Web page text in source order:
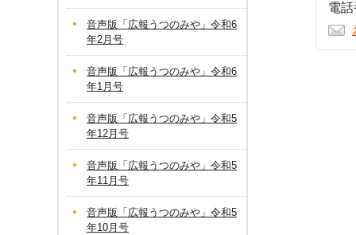
電
音声版「広報うつのみや」令和6
年2月号
音声版「広報うつのみや」令和6
年1月号
音声版「広報うつのみや」令和5
年12月号
音声版「広報うつのみや」令和5
年11月号
音声版「広報うつのみや」令和5
年10月号